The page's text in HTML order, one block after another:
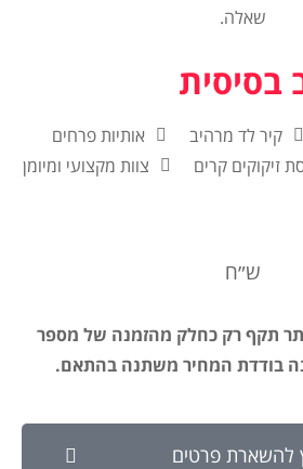
שאלה.
בסיסית
קיר לד מרהיב
אותיות פרחים
זיקוקים קרים צוות מקצועי ומיומן
ש״ח
תקף רק כחלק מהזמנה של מספר
בודדת המחיר משתנה בהתאם.
להשארת פרטים